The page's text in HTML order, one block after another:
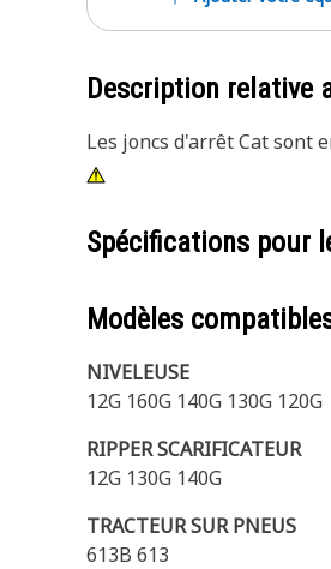
Description relative
Les joncs d'arrêt Cat sont
Spécifications pour
Modèles
NIVELEUSE
12G 160G 140G 130G 120G
RIPPER SCARIFICATEUR
12G 130G 140G
TRACTEUR SUR PNEUS
613B 613